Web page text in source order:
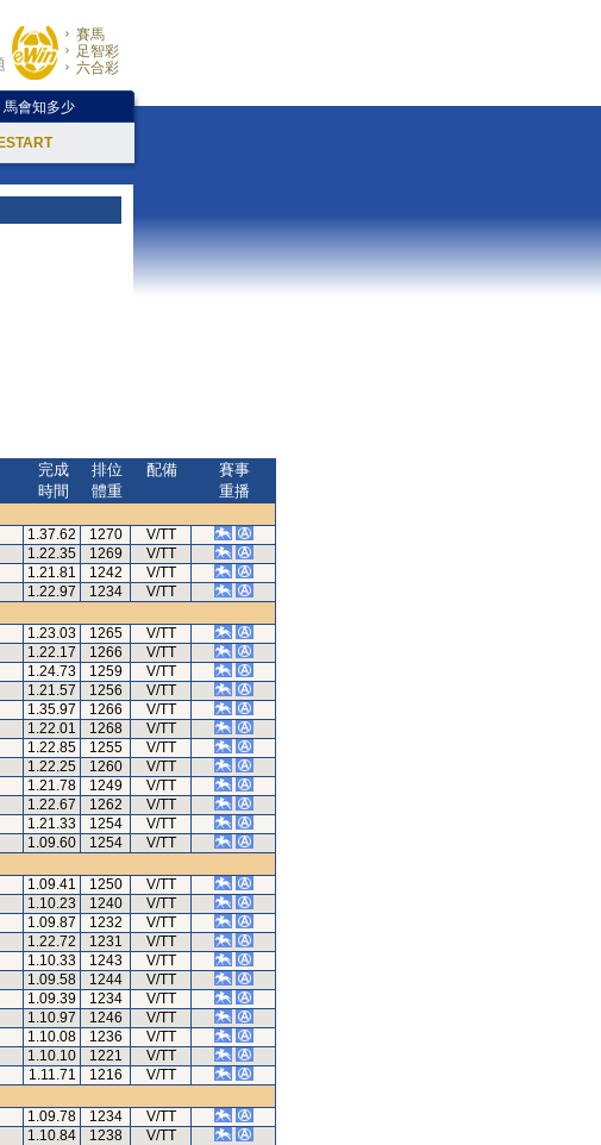
賽馬
足智彩
六合彩
馬會知多少
完成
時間
排位
體重
配備
賽事
重播
1.37.62 1270
V/TT
1.22.35 1269
V/TT
1.21.81 1242
V/TT
1.22.97 1234
V/TT
1.23.03 1265
V/TT
1.22.17 1266
V/TT
1.24.73 1259
V/TT
1.21.57 1256
V/TT
1.35.97 1266
V/TT
1.22.01 1268
V/TT
1.22.85 1255
V/TT
1.22.25 1260
V/TT
1.21.78 1249
V/TT
1.22.67 1262
V/TT
1.21.33 1254
V/TT
1.09.60 1254
V/TT
1.09.41 1250
V/TT
1.10.23 1240
V/TT
1.09.87 1232
V/TT
1.22.72 1231
V/TT
1.10.33 1243
V/TT
1.09.58 1244
V/TT
1.09.39 1234
V/TT
1.10.97 1246
V/TT
1.10.08 1236
V/TT
1.10.10 1221
V/TT
1.11.71 1216
V/TT
1.09.78 1234
V/TT
1.10.84 1238
V/TT